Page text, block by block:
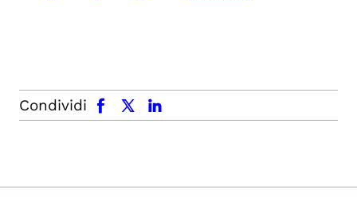
Condividi
facebook x.com linkedin